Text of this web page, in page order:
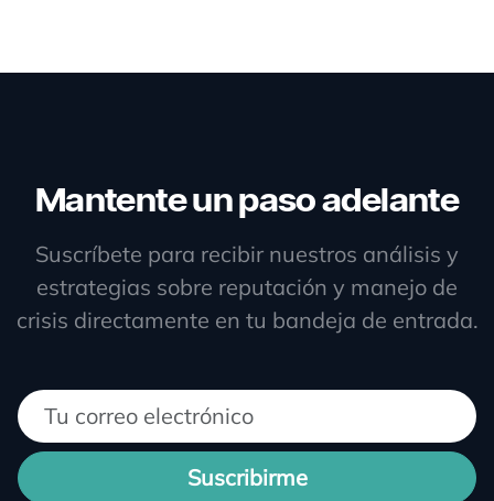
Mantente un paso adelante
Suscríbete para recibir nuestros análisis y
estrategias sobre reputación y manejo de
crisis directamente en tu bandeja de entrada.
Suscribirme